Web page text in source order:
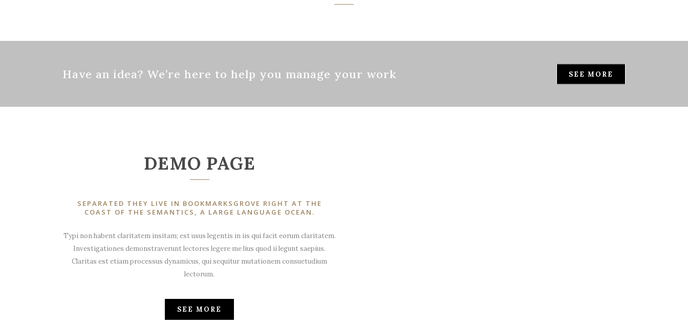
Have an idea? We’re here to help you manage your work SEE MORE
DEMO PAGE
SEPARATED THEY LIVE IN BOOKMARKSGROVE RIGHT AT THE
COAST OF THE SEMANTICS, A LARGE LANGUAGE OCEAN.
Typi non habent claritatem insitam; est usus legentis in iis qui facit eorum claritatem.
Investigationes demonstraverunt lectores legere me lius quod ii legunt saepius.
Claritas est etiam processus dynamicus, qui sequitur mutationem consuetudium
lectorum.
SEE MORE